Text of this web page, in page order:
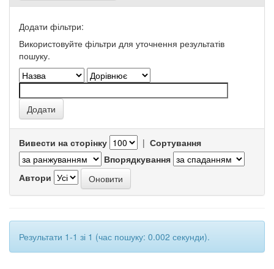
Додати фільтри:
Використовуйте фільтри для уточнення результатів
пошуку.
Вивести на сторінку | Сортування
Впорядкування
Автори
Результати 1-1 зі 1 (час пошуку: 0.002 секунди).